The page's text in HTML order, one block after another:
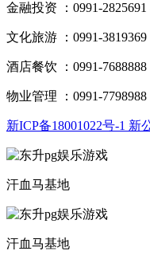
金融投资 ：0991-2825691
文化旅游 ：0991-3819369
酒店餐饮 ：0991-7688888
物业管理 ：0991-7798988
新ICP备18001022号-1 新
汗血马基地
汗血马基地